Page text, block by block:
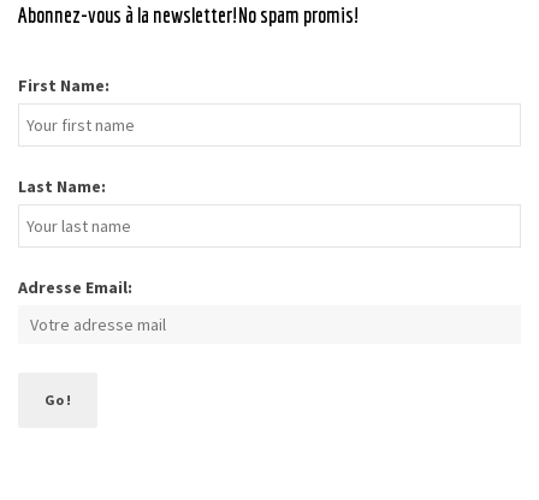
Abonnez-vous à la newsletter!No spam promis!
First Name:
Last Name:
Adresse Email: